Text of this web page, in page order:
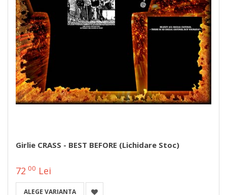
Girlie CRASS - BEST BEFORE (lichidare Stoc)
72 00 Lei
ALEGE VARIANTA